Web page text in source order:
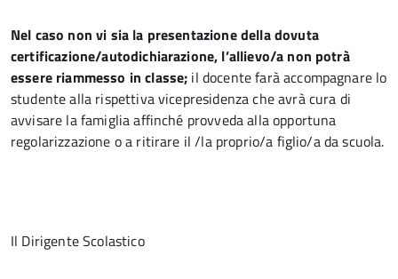
Nel caso non vi sia la presentazione della dovuta
certificazione/autodichiarazione, l’allievo/a non potrà
essere riammesso in classe; il docente farà accompagnare lo
studente alla rispettiva vicepresidenza che avrà cura di
avvisare la famiglia affinché provveda alla opportuna
regolarizzazione o a ritirare il /la proprio/a figlio/a da scuola.
Il Dirigente Scolastico